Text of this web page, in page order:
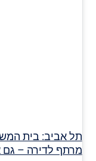
תל אביב: בית
מרתף לדירה – גם